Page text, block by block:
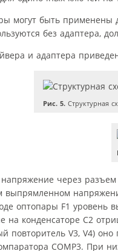
могут быть применены
без адаптера,
и адаптера
Рис. 5.Структурная
через разъем
выпрямленном
оптопары F1 уровень
конденсаторе C2
повторитель V3, V4)
COMP3. При